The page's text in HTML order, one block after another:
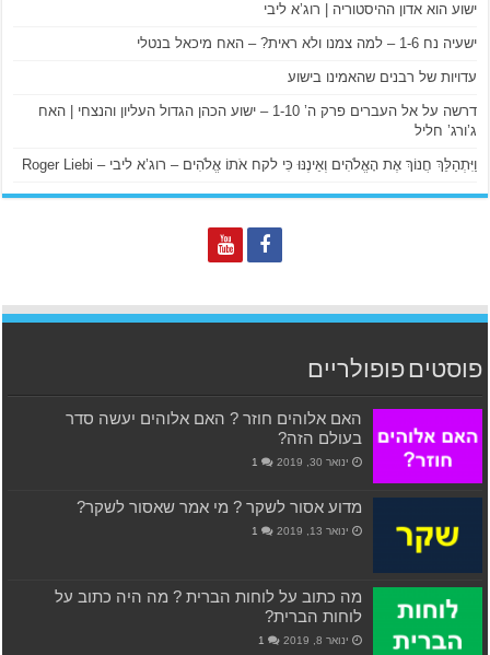
ישוע הוא אדון ההיסטוריה | רוג’א ליבי
ישעיה נח 1-6 – למה צמנו ולא ראית? – האח מיכאל בנטלי
עדויות של רבנים שהאמינו בישוע
דרשה על אל העברים פרק ה’ 1-10 – ישוע הכהן הגדול העליון והנצחי | האח
ג’ורג’ חליל
וַיִּתְהַלֵּךְ חֲנוֹךְ אֶת הָאֱלֹהִים וְאֵינֶנּוּ כִּי לקח אֹתוֹ אֱלֹהִים – רוג’א ליבי – Roger Liebi
פוסטים פופולריים
האם אלוהים חוזר ? האם אלוהים יעשה סדר
בעולם הזה?
ינואר 30, 2019 1
מדוע אסור לשקר ? מי אמר שאסור לשקר?
ינואר 13, 2019 1
מה כתוב על לוחות הברית ? מה היה כתוב על
לוחות הברית?
ינואר 8, 2019 1